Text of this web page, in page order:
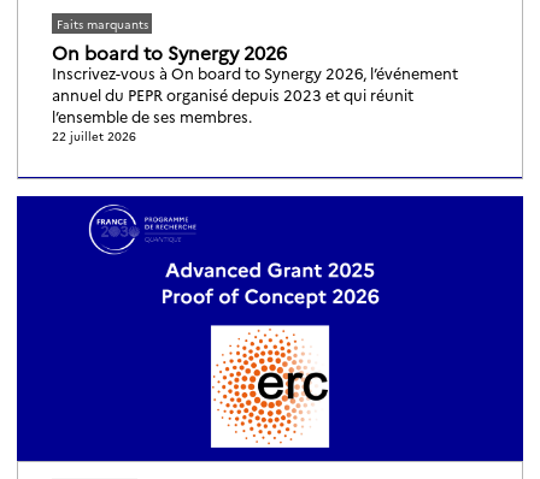
Faits marquants
On board to Synergy 2026
Inscrivez-vous à On board to Synergy 2026, l’événement
annuel du PEPR organisé depuis 2023 et qui réunit
l’ensemble de ses membres.
22 juillet 2026